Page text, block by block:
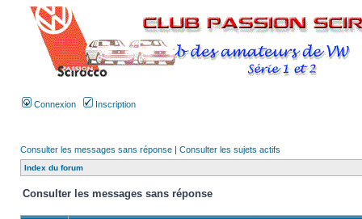
Connexion Inscription
Consulter les messages sans réponse | Consulter les sujets actifs
Index du forum
Consulter les messages sans réponse